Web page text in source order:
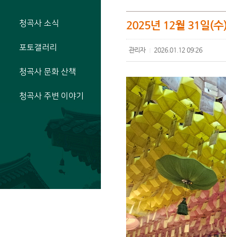
청곡사 소식
포토갤러리
청곡사 문화 산책
청곡사 주변 이야기
2025년 12월 31일(
관리자 2026.01.12 09:26